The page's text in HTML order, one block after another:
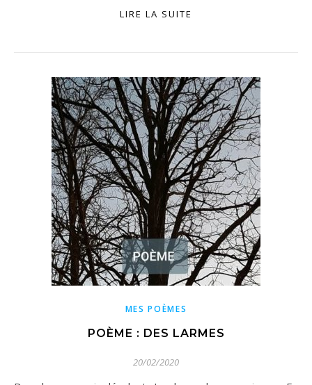
LIRE LA SUITE
MES POÈMES
POÈME : DES LARMES
20/02/2020